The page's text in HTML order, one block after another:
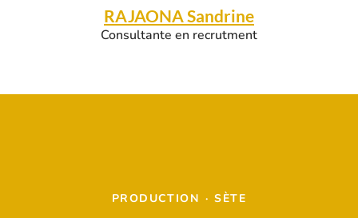
RAJAONA Sandrine
Consultante en recrutment
PRODUCTION · SÈTE